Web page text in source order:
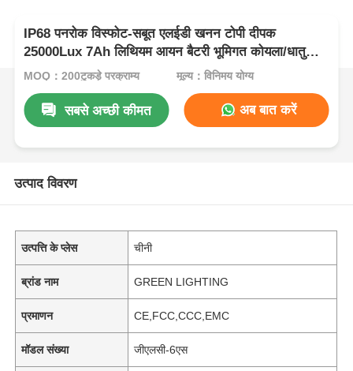
IP68 पनरोक विस्फोट-सबूत एलईडी खनन टोपी दीपक
25000Lux 7Ah लिथियम आयन बैटरी भूमिगत कोयला/धातु
खनन के लिए
MOQ：200टुकड़े परक्राम्य मूल्य：विनिमय योग्य
सबसे अच्छी कीमत अब बात करें
उत्पाद विवरण
उत्पत्ति के प्लेस चीनी
ब्रांड नाम GREEN LIGHTING
प्रमाणन CE,FCC,CCC,EMC
मॉडल संख्या जीएलसी-6एस